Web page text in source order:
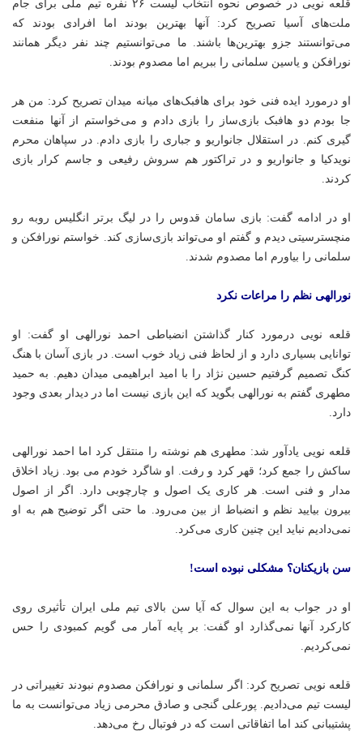
قلعه نویی در خصوص نحوه انتخاب لیست ۲۶ نفره تیم ملی برای جام
ملت‌های آسیا تصریح کرد: آنها بهترین بودند اما افرادی بودند که
می‌توانستند جزو بهترین‌ها باشند. ما می‌توانستیم چند نفر دیگر همانند
نورافکن و یاسین سلمانی را ببریم اما مصدوم بودند.
او درمورد ایده فنی خود برای هافبک‌های میانه میدان تصریح کرد: من هر
جا بودم دو هافبک بازی‌ساز را بازی دادم و می‌خواستم از آنها منفعت
گیری کنم. در استقلال جانواریو و جباری را بازی دادم. در سپاهان محرم
نویدکیا و جانواریو و در تراکتور هم سروش رفیعی و جاسم کرار بازی
کردند.
او در ادامه گفت: بازی سامان قدوس را در لیگ برتر انگلیس روبه رو
منچسترسیتی دیدم و گفتم او می‌تواند بازی‌سازی کند. خواستم نورافکن و
سلمانی را بیاورم اما مصدوم شدند.
نورالهی نظم را مراعات نکرد
قلعه نویی درمورد کنار گذاشتن انضباطی احمد نورالهی او گفت: او
توانایی بسیاری دارد و از لحاظ فنی زیاد خوب است. در بازی آسان با هنگ
کنگ تصمیم گرفتیم حسین نژاد را با امید ابراهیمی میدان دهیم. به حمید
مطهری گفتم به نورالهی بگوید که این بازی نیست اما در دیدار بعدی وجود
دارد.
قلعه نویی یادآور شد: مطهری هم نوشته را منتقل کرد اما احمد نورالهی
ساکش را جمع کرد؛ قهر کرد و رفت. او شاگرد خودم می بود. زیاد اخلاق
مدار و فنی است. هر کاری یک اصول و چارچوبی دارد. اگر از اصول
بیرون بیایید نظم و انضباط از بین می‌رود. ما حتی اگر توضیح هم به او
نمی‌دادیم نباید این چنین کاری می‌کرد.
سن بازیکنان؟ مشکلی نبوده است!
او در جواب به این سوال که آیا سن بالای تیم ملی ایران تأثیری روی
کارکرد آنها نمی‌گذارد او گفت: بر پایه آمار
می گویم کمبودی را حس
نمی‌کردیم.
قلعه نویی تصریح کرد: اگر سلمانی و نورافکن مصدوم نبودند تغییراتی در
لیست تیم می‌دادیم. پورعلی گنجی و صادق محرمی زیاد می‌توانست به ما
پشتیبانی کند اما اتفاقاتی است که در فوتبال رخ می‌دهد.